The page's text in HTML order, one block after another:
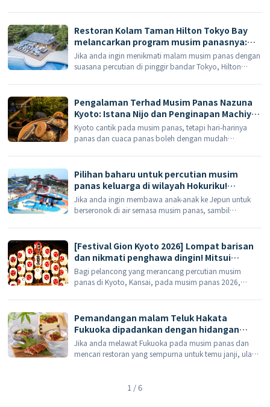
with a Pearl Earring* karya Vermeer dijadualkan dibuka
di Muzium Seni Nakanoshima Osaka, […]
Restoran Kolam Taman Hilton Tokyo Bay
melancarkan program musim panasnya:
renang waktu malam, barbeku tepi kolam
dan taman bir yang dibuka mulai 27 Jun.
Jika anda ingin menikmati malam musim panas dengan
suasana percutian di pinggir bandar Tokyo, Hilton
membuka restoran kolam taman yang baru dibaik pulih
pada musim panas ini […]
Pengalaman Terhad Musim Panas Nazuna
Kyoto: Istana Nijo dan Penginapan Machiya
di Daerah Istana Diraja Kyoto – Nikmati Ais
Krim Monaka dan Mi Somen Aliran pada
Kyoto cantik pada musim panas, tetapi hari-harinya
panas dan cuaca panas boleh dengan mudah
suka menginap di ryokan machiya dan meluangkan
masa meresapi suasana Kyoto, daripada terburu-buru
dari satu tarikan luar ke tarikan lain sepanjang hari, N
[…]
Pilihan baharu untuk percutian musim
panas keluarga di wilayah Hokuriku!
Menginap di ryokan mata air panas dan
nikmati Shibamasa World Water Park
Jika anda ingin membawa anak-anak ke Jepun untuk
berseronok di air semasa musim panas, sambil
santai di mata air panas pada waktu malam, itinerari
Hokuriku ini sangat layak ditambah ke dalam senarai
anda. Terdapat beberapa premis 'Oedo Onsen
Monogatari' di wilayah Hokuriku […]
[Festival Gion Kyoto 2026] Lompat barisan
dan nikmati penghawa dingin! Mitsui
Garden Hotel menawarkan lawatan
percuma dua hari terhad untuk muzik
Bagi pelancong yang merancang percutian musim
panas di Kyoto, Kansai, pada musim panas 2026,
tinggi yang hanya diketahui oleh peminat makanan
Kyoto yang berpengalaman! Apabila anda tiba pada
bulan Julai […]
Pemandangan malam Teluk Hakata
Fukuoka dipadankan dengan hidangan
kaiseki belut! Fukuoka Sunpalace Galaxy
melancarkan 'Unagi-ka' eksklusif musim
Jika anda melawat Fukuoka pada musim panas dan
mencari restoran yang sempurna untuk temu janji, ulang
Fukuoka Sunpalace […]
1 / 6